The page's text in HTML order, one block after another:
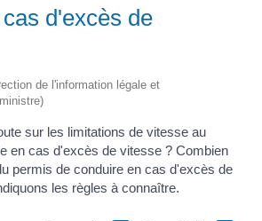
d'excès de
de l'information légale et
sur les limitations de vitesse au
en cas d'excès de vitesse ? Combien
permis de conduire en cas d'excès de
les règles à connaître.